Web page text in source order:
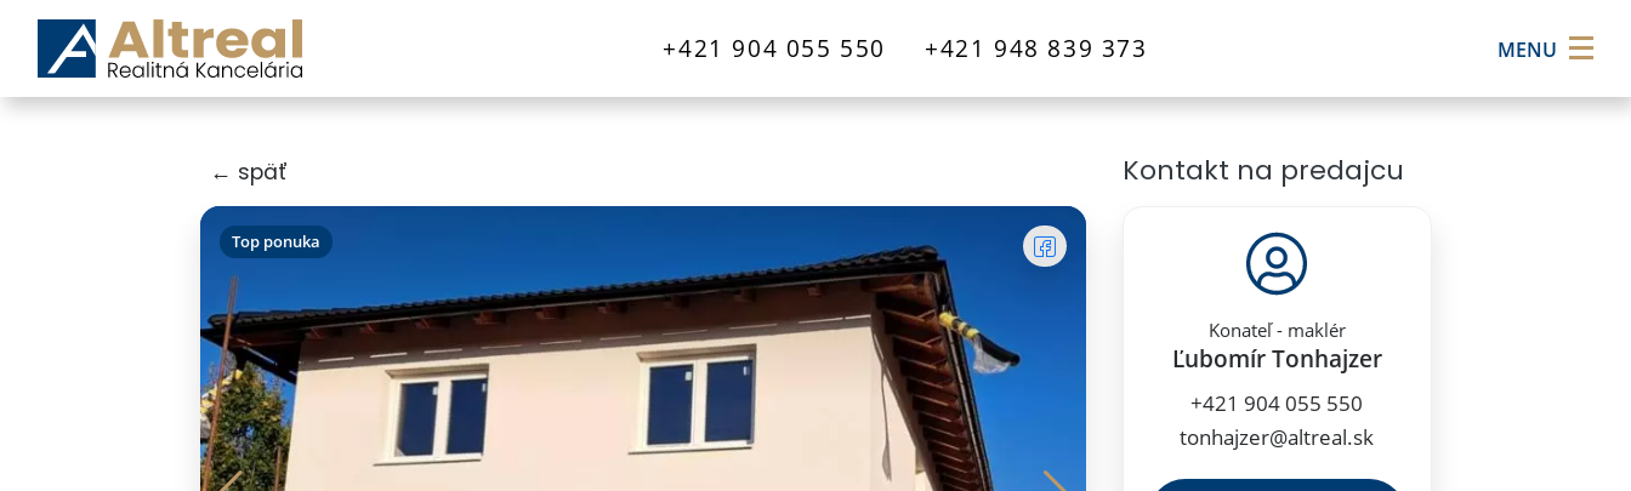
+421 904 055 550 +421 948 839 373 MENU ×
← späť
Top ponuka
Kontakt na predajcu
Konateľ - maklér
Ľubomír Tonhajzer
+421 904 055 550
tonhajzer@altreal.sk